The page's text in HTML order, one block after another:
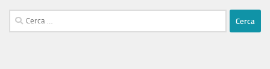
Ricerca
per: